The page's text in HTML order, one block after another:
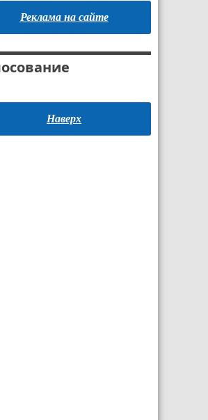
Реклама на сайте
Наверх